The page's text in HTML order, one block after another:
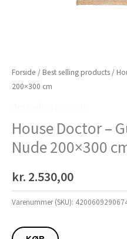
Forside / Best selling products /
200×300 cm
House Doctor –
Nude 200×300
kr. 2.530,00
Varenummer (SKU):